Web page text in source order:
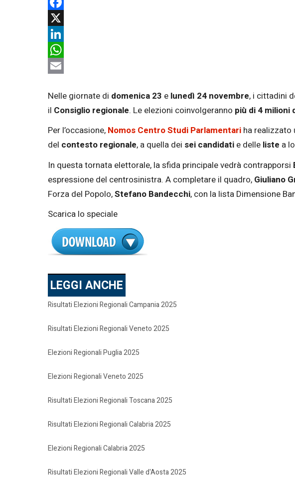
Facebook
X
LinkedIn
WhatsApp
Nelle giornate di domenica 23 e lunedì 24 novembre, i cittadini
il Consiglio regionale. Le elezioni coinvolgeranno più di 4 milioni
Per l’occasione, Nomos Centro Studi Parlamentari ha realizzato
del contesto regionale, a quella dei sei candidati e delle liste a
In questa tornata elettorale, la sfida principale vedrà contrapporsi
espressione del centrosinistra. A completare il quadro, Giuliano
Forza del Popolo,Stefano Bandecchi, con la lista Dimensione
Scarica lo speciale
LEGGI ANCHE
Risultati Elezioni Regionali Campania 2025
Risultati Elezioni Regionali Veneto 2025
Elezioni Regionali Puglia 2025
Elezioni Regionali Veneto 2025
Risultati Elezioni Regionali Toscana 2025
Risultati Elezioni Regionali Calabria 2025
Elezioni Regionali Calabria 2025
Risultati Elezioni Regionali Valle d'Aosta 2025